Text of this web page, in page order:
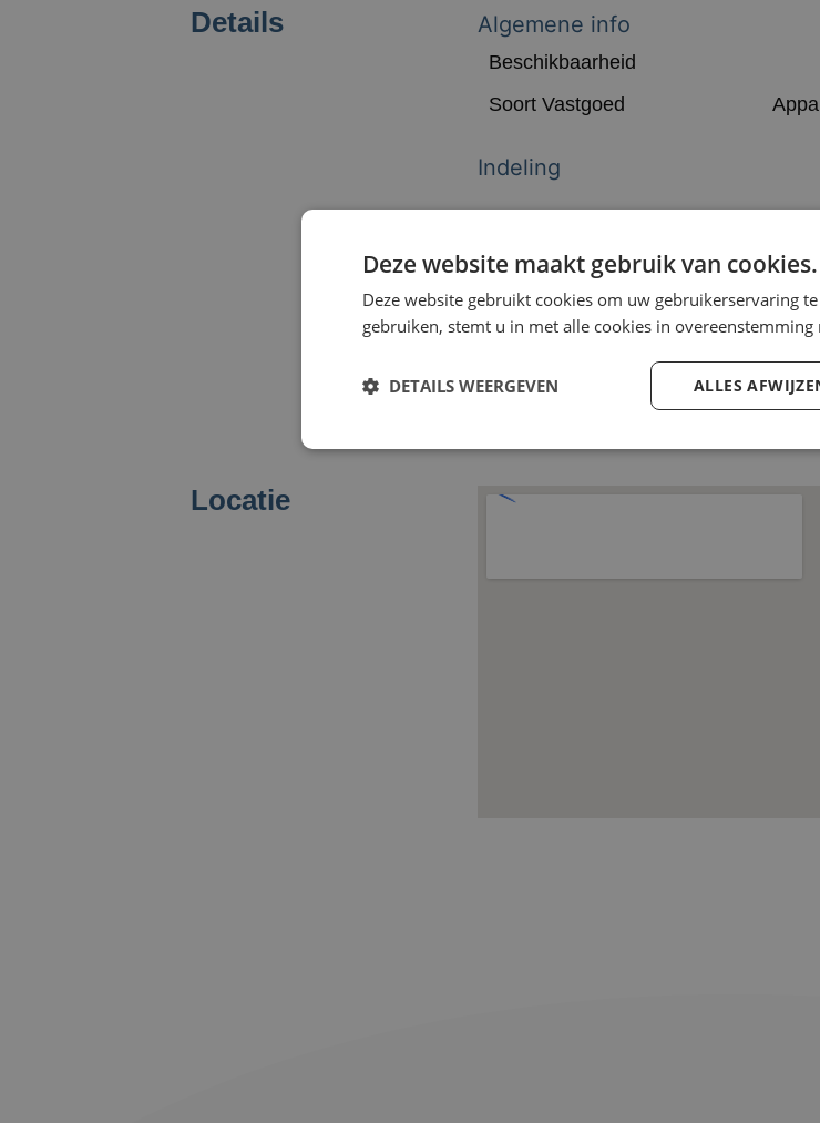
Details Algemene info
Beschikbaarheid
Soort Vastgoed
Indeling
Locatie
Deze website maakt gebruik van cookies.
Deze website gebruikt cookies om uw gebruikerservaring
gebruiken, stemt u in met alle cookies in overeenstemming
ALLES
DETAILS WEERGEVEN